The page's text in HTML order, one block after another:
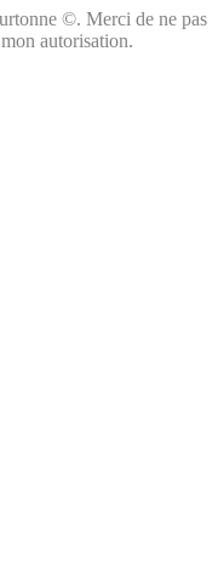
©. Merci de ne pas
autorisation.